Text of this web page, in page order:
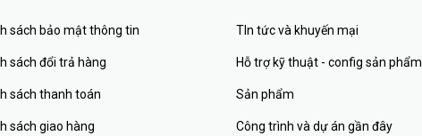
sách bảo mật thông tin
sách đổi trả hàng
sách thanh toán
sách giao hàng
TIn tức và khuyến mại
Hỗ trợ kỹ thuật - config sản phẩm
Sản phẩm
Công trình và dự án gần đây